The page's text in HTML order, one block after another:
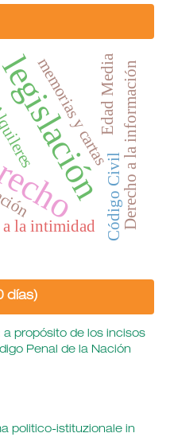
memorias y cartas
a la intimidad Código CivilDerecho a la información
Edad Media
días)
propósito de los incisos
Penal de la Nación
politico-istituzionale in